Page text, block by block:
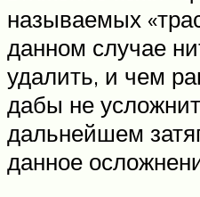
называемых
данном случае
удалить, и чем
дабы не
дальнейшем
данное